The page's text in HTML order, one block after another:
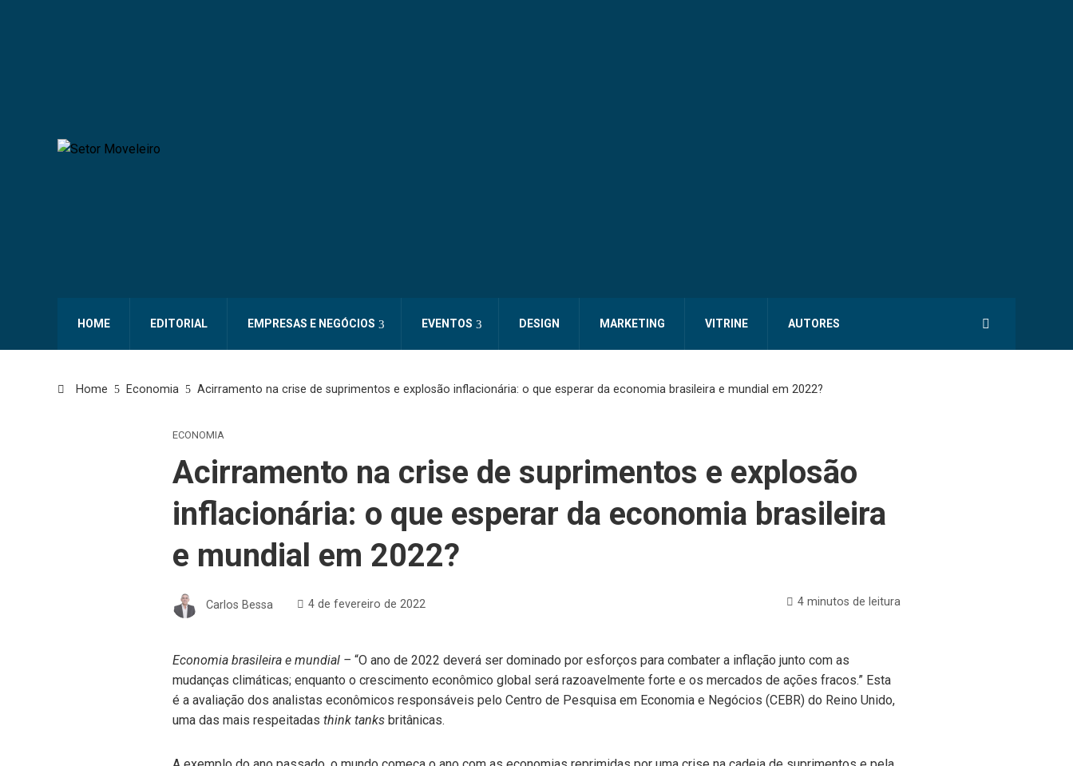
HOME EDITORIAL EMPRESAS E NEGÓCIOS EVENTOS DESIGN MARKETING VITRINE AUTORES
Home Economia Acirramento na crise de suprimentos e explosão inflacionária: o que esperar da economia brasileira e mundial em 2022?
ECONOMIA
Acirramento na crise de suprimentos e explosão
inflacionária: o que esperar da economia brasileira
e mundial em 2022?
Carlos Bessa 4 de fevereiro de 2022 4 minutos de leitura
Economia brasileira e mundial – “O ano de 2022 deverá ser dominado por esforços para combater a inflação junto com as
mudanças climáticas; enquanto o crescimento econômico global será razoavelmente forte e os mercados de ações fracos.” Esta
é a avaliação dos analistas econômicos responsáveis pelo Centro de Pesquisa em Economia e Negócios (CEBR) do Reino Unido,
uma das mais respeitadas think tanks britânicas.